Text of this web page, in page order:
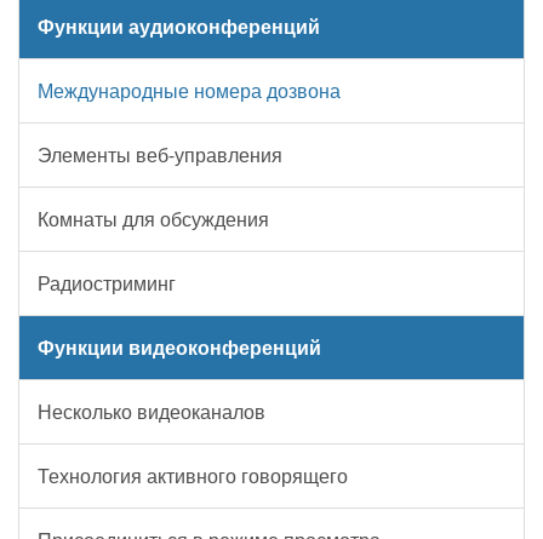
Функции аудиоконференций
Международные номера дозвона
Элементы веб-управления
Комнаты для обсуждения
Радиостриминг
Функции видеоконференций
Несколько видеоканалов
Технология активного говорящего